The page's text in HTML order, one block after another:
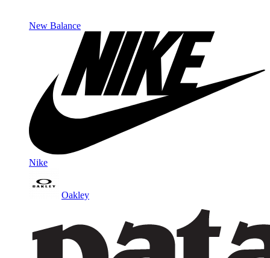
New Balance
Nike
Oakley